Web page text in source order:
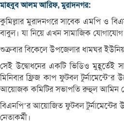
মাহবুব আলম আরিফ, মুরাদনগর:
কুমিল্লার মুরাদনগরে সাবেক এমপি ও
বাবুল। যা নিয়ে এখন সামাজিক
শুক্রবার বিকেলে উপজেলার ধামঘর
সেই উদ্বোধনের একটি ভিডিও মুহূর্তেই
মিনিবার ফ্রিজ কাপ ফুটবল
আয়োজক কমিটির সভাপতি রুহুল আমিন
বিএনপি’র আয়োজিত ফুটবল টুর্নামেন্টের
নেতাকর্মী।